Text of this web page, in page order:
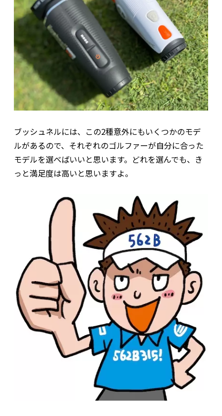
ブッシュネルには、この2種意外にもいくつかのモデ
ルがあるので、それぞれのゴルファーが自分に合った
モデルを選べばいいと思います。どれを選んでも、き
っと満足度は高いと思いますよ。